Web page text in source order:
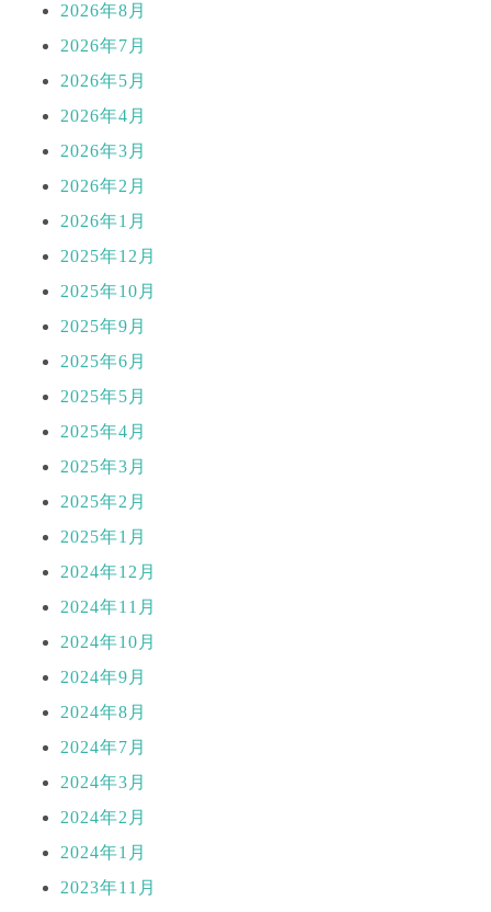
2026年8月
2026年7月
2026年5月
2026年4月
2026年3月
2026年2月
2026年1月
2025年12月
2025年10月
2025年9月
2025年6月
2025年5月
2025年4月
2025年3月
2025年2月
2025年1月
2024年12月
2024年11月
2024年10月
2024年9月
2024年8月
2024年7月
2024年3月
2024年2月
2024年1月
2023年11月